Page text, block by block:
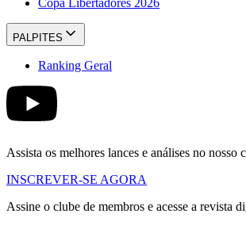
Copa Libertadores 2026
PALPITES
Ranking Geral
Assista os melhores lances e análises no nosso
INSCREVER-SE AGORA
Assine o clube de membros e acesse a revista